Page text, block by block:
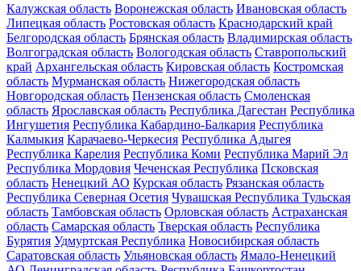
Калужская область Воронежская область Ивановская область
Липецкая область Ростовская область Краснодарский край
Белгородская область Брянская область Владимирская область
Волгоградская область Вологодская область Ставропольский
край Архангельская область Кировская область Костромская
область Мурманская область Нижегородская область
Новгородская область Пензенская область Смоленская
область Ярославская область Республика Дагестан Республика
Ингушетия Республика Кабардино-Балкария Республика
Калмыкия Карачаево-Черкесия Республика Адыгея
Республика Карелия Республика Коми Республика Марий Эл
Республика Мордовия Чеченская Республика Псковская
область Ненецкий АО Курская область Рязанская область
Республика Северная Осетия Чувашская Республика Тульская
область Тамбовская область Орловская область Астраханская
область Самарская область Тверская область Республика
Бурятия Удмуртская Республика Новосибирская область
Саратовская область Ульяновская область Ямало-Ненецкий